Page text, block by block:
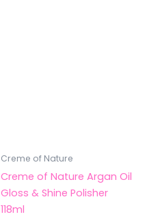
Creme of Nature
Creme of Nature Argan Oil
Gloss & Shine Polisher
118ml